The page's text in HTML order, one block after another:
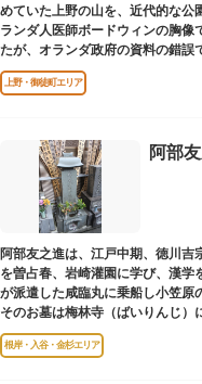
めていた上野の山を、近代的な公
ランダ人医師ボードウィンの胸
たが、オランダ政府の資料の錯誤
は博士の弟の像でした。
上野・御徒町エリア
阿部
阿部友之進は、江戸中期、徳川
を曽占春、岩崎灌園に学び、漢
が派遣した咸臨丸に乗船し小笠原
そのお墓は梅林寺（ばいりんじ）
年指定)。
根岸・入谷・金杉エリア